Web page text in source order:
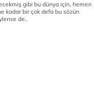
gibi bu dünya için, hemen
kadar bir çok defa bu sözün
de..